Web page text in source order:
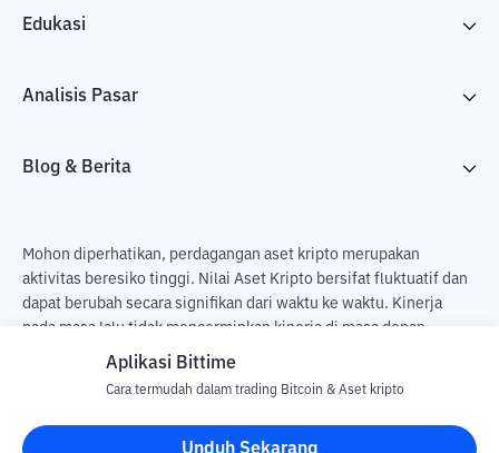
Edukasi
Analisis Pasar
Blog & Berita
Mohon diperhatikan, perdagangan aset kripto merupakan
aktivitas beresiko tinggi. Nilai Aset Kripto bersifat fluktuatif dan
dapat berubah secara signifikan dari waktu ke waktu. Kinerja
pada masa lalu tidak mencerminkan kinerja di masa depan.
Terdapat risiko kehilangan sebagai dampak dari membeli dan
pengguna. PT Utama Aset Digital Indonesia (Bittime) tidak
bertanggung jawab atas perubahan fluktuasi dari nilai tukar Aset
Aplikasi Bittime
Cara termudah dalam trading Bitcoin & Aset kripto